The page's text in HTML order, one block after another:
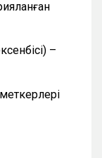
–